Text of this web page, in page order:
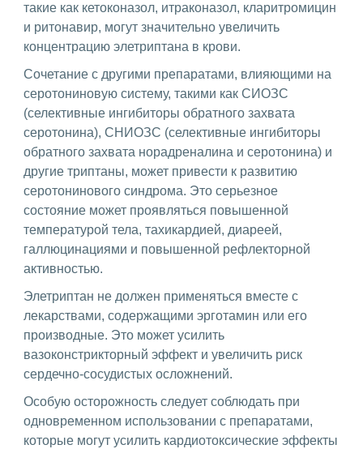
такие как кетоконазол, итраконазол, кларитромицин
и ритонавир, могут значительно увеличить
концентрацию элетриптана в крови.
Сочетание с другими препаратами, влияющими на
серотониновую систему, такими как СИОЗС
(селективные ингибиторы обратного захвата
серотонина), СНИОЗС (селективные ингибиторы
обратного захвата норадреналина и серотонина) и
другие триптаны, может привести к развитию
серотонинового синдрома. Это серьезное
состояние может проявляться повышенной
температурой тела, тахикардией, диареей,
галлюцинациями и повышенной рефлекторной
активностью.
Элетриптан не должен применяться вместе с
лекарствами, содержащими эрготамин или его
производные. Это может усилить
вазоконстрикторный эффект и увеличить риск
сердечно-сосудистых осложнений.
Особую осторожность следует соблюдать при
одновременном использовании с препаратами,
которые могут усилить кардиотоксические эффекты